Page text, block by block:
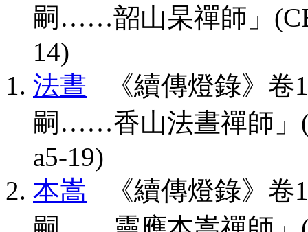
嗣……韶山杲禪師」
14)
法晝 《續傳燈錄》卷
嗣……香山法晝禪師」
a5-19)
本嵩 《續傳燈錄》卷